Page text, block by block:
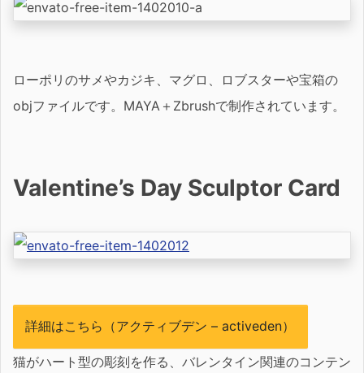
ローポリのサメやカジキ、マグロ、ロブスターや宝箱の
objファイルです。MAYA＋Zbrushで制作されています。
Valentine’s Day Sculptor Card
詳細はこちら（アクティブデン – activeden）
猫がハート型の彫刻を作る、バレンタイン関連のコンテン